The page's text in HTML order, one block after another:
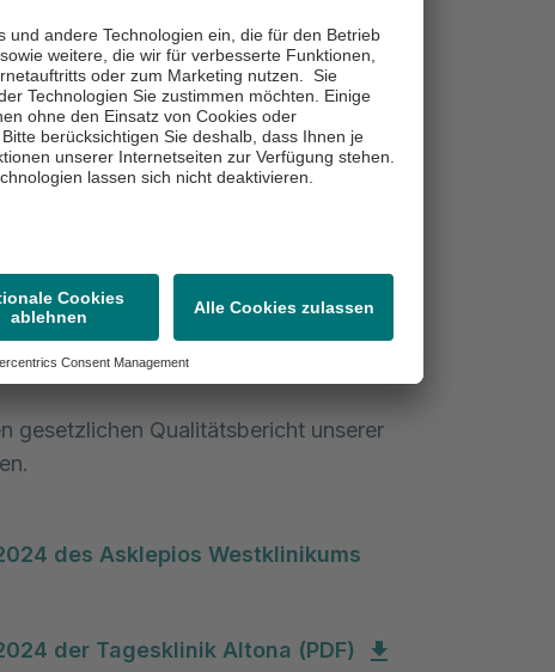
Sie selbstbestimmt Entscheidungen
können.
zu veröffentlichen. Die
Angaben zur Struktur der
zur Häufigkeit einer Behandlung, zur
gesetzlichen Qualitätsbericht unserer
des Asklepios Westklinikums
der Tagesklinik Altona (PDF)